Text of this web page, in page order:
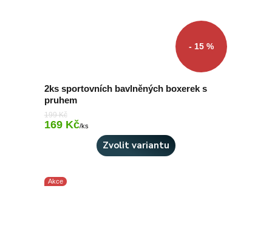
- 15 %
2ks sportovních bavlněných boxerek s
pruhem
199 Kč
169 Kč/ks
Zvolit variantu
Akce